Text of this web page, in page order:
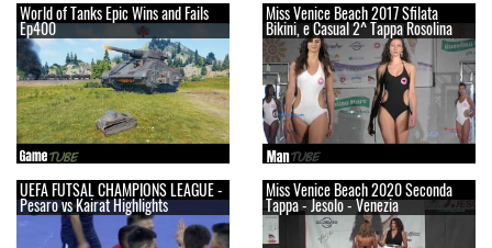
World of Tanks Epic Wins and Fails
Ep400
Miss Venice Beach 2017 Sfilata
Bikini, e Casual 2^ Tappa Rosolina
UEFA FUTSAL CHAMPIONS LEAGUE -
Pesaro vs Kairat Highlights
Miss Venice Beach 2020 Seconda
Tappa - Jesolo - Venezia